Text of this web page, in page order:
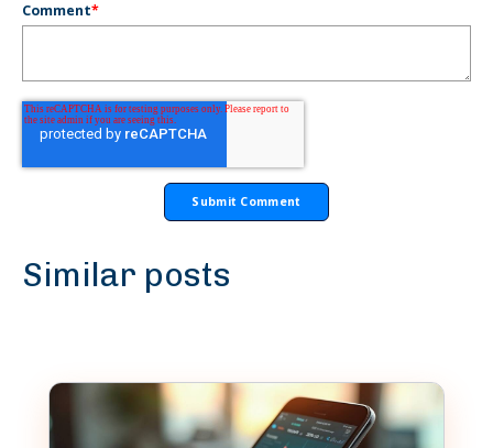
Comment*
Similar posts